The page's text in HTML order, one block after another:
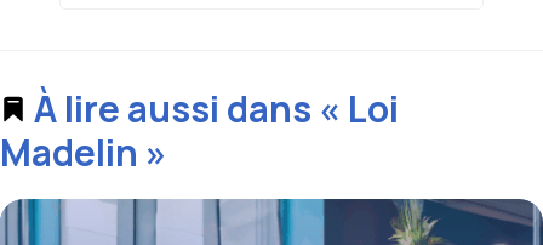
À lire aussi dans « Loi
Madelin »